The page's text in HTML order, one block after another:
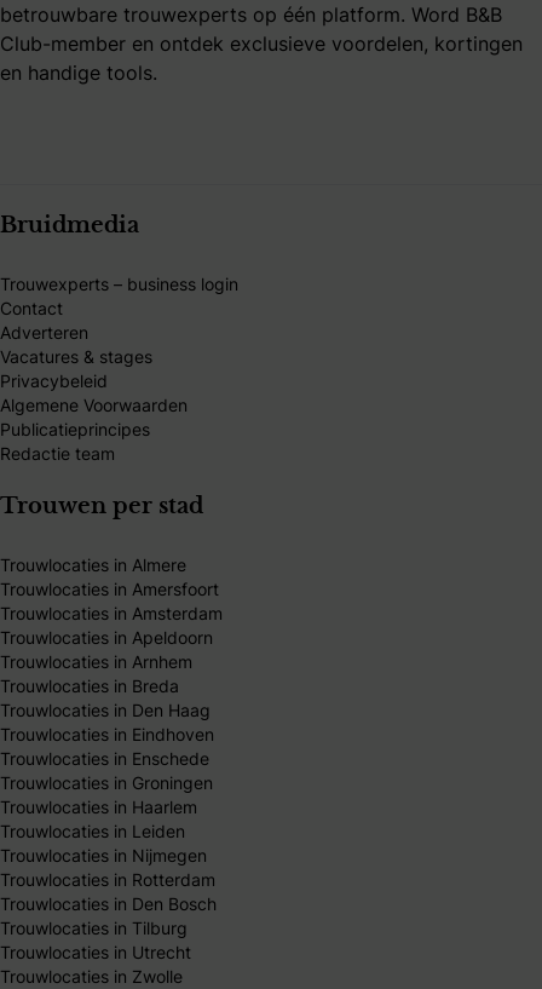
betrouwbare trouwexperts op één platform. Word B&B
Club-member en ontdek exclusieve voordelen, kortingen
en handige tools.
Bruidmedia
Trouwexperts – business login
Contact
Adverteren
Vacatures & stages
Privacybeleid
Algemene Voorwaarden
Publicatieprincipes
Redactie team
Trouwen per stad
Trouwlocaties in Almere
Trouwlocaties in Amersfoort
Trouwlocaties in Amsterdam
Trouwlocaties in Apeldoorn
Trouwlocaties in Arnhem
Trouwlocaties in Breda
Trouwlocaties in Den Haag
Trouwlocaties in Eindhoven
Trouwlocaties in Enschede
Trouwlocaties in Groningen
Trouwlocaties in Haarlem
Trouwlocaties in Leiden
Trouwlocaties in Nijmegen
Trouwlocaties in Rotterdam
Trouwlocaties in Den Bosch
Trouwlocaties in Tilburg
Trouwlocaties in Utrecht
Trouwlocaties in Zwolle